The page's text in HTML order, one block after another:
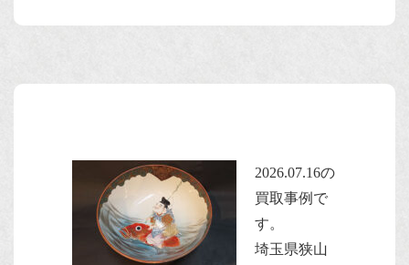
2026.07.16の
買取事例で
す。
埼玉県狭山